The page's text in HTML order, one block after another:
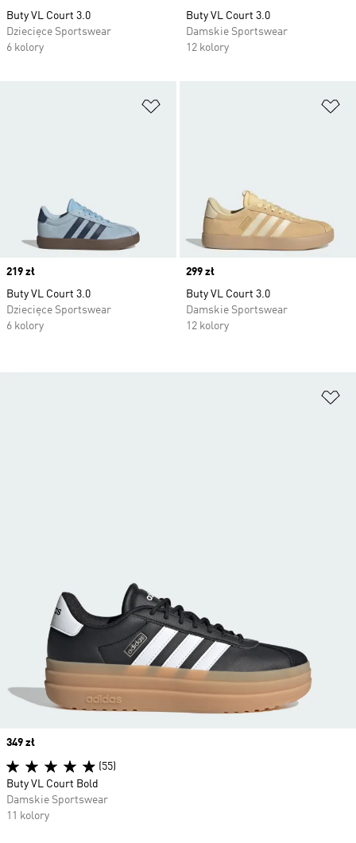
Buty VL Court 3.0
Dziecięce Sportswear
6 kolory
Buty VL Court 3.0
Damskie Sportswear
12 kolory
Price
219 zł
Buty VL Court 3.0
Dziecięce Sportswear
6 kolory
Price
299 zł
Buty VL Court 3.0
Damskie Sportswear
12 kolory
Price
349 zł
(55)
Buty VL Court Bold
Damskie Sportswear
11 kolory